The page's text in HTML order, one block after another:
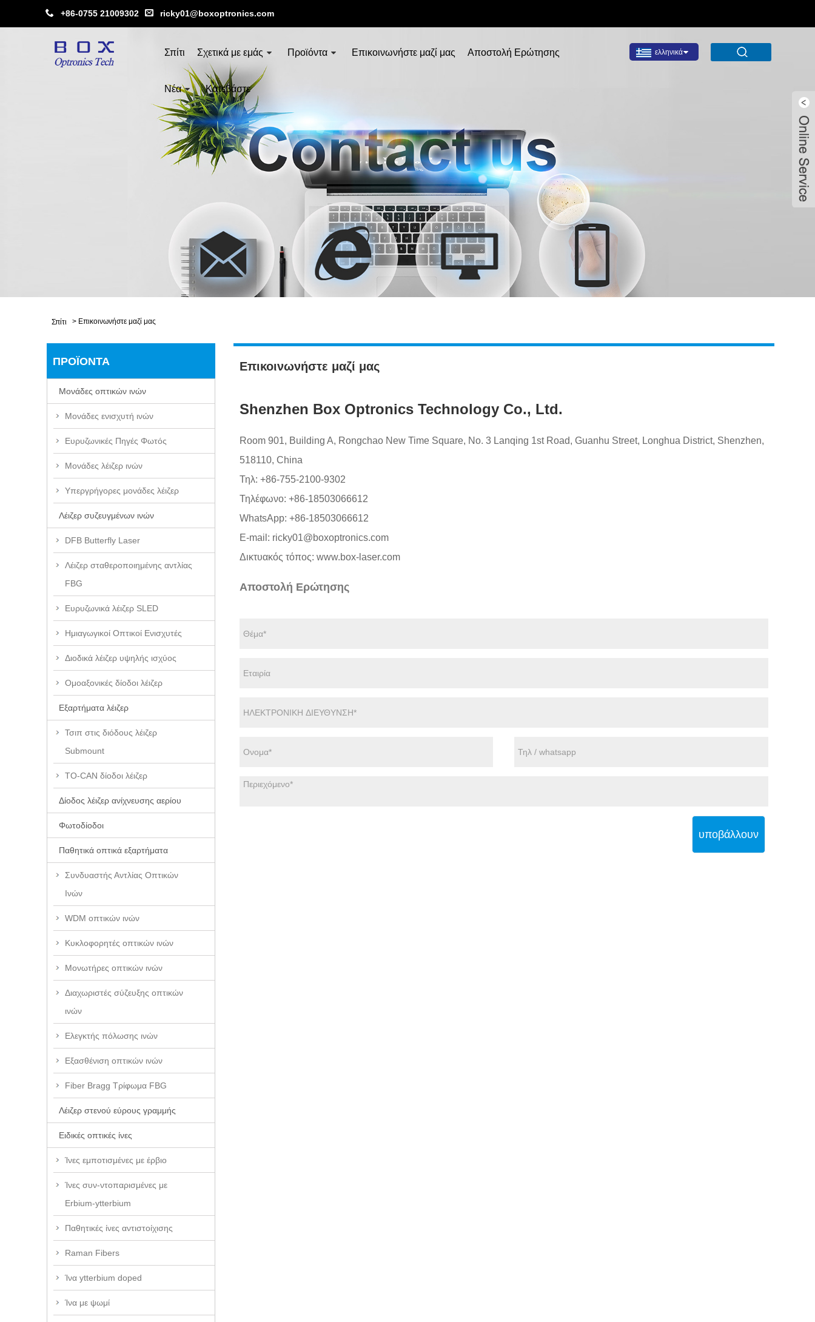
+86-0755 21009302 ricky01@boxoptronics.com
ελληνικά
Σπίτι Σχετικά με εμάς Προϊόντα Επικοινωνήστε μαζί μας Αποστολή Ερώτησης
Νέα Κατεβάστε
Σπίτι > Επικοινωνήστε μαζί μας
ΠΡΟΪΌΝΤΑ
Μονάδες οπτικών ινών
Μονάδες ενισχυτή ινών
Ευρυζωνικές Πηγές Φωτός
Μονάδες λέιζερ ινών
Υπεργρήγορες μονάδες λέιζερ
Λέιζερ συζευγμένων ινών
DFB Butterfly Laser
Λέιζερ σταθεροποιημένης αντλίας
FBG
Ευρυζωνικά λέιζερ SLED
Ημιαγωγικοί Οπτικοί Ενισχυτές
Διοδικά λέιζερ υψηλής ισχύος
Ομοαξονικές δίοδοι λέιζερ
Εξαρτήματα λέιζερ
Τσιπ στις διόδους λέιζερ
Submount
TO-CAN δίοδοι λέιζερ
Δίοδος λέιζερ ανίχνευσης αερίου
Φωτοδίοδοι
Παθητικά οπτικά εξαρτήματα
Συνδυαστής Αντλίας Οπτικών
Ινών
WDM οπτικών ινών
Κυκλοφορητές οπτικών ινών
Μονωτήρες οπτικών ινών
Διαχωριστές σύζευξης οπτικών
ινών
Ελεγκτής πόλωσης ινών
Εξασθένιση οπτικών ινών
Fiber Bragg Τρίφωμα FBG
Λέιζερ στενού εύρους γραμμής
Ειδικές οπτικές ίνες
Ίνες εμποτισμένες με έρβιο
Ίνες συν-ντοπαρισμένες με
Erbium-ytterbium
Παθητικές ίνες αντιστοίχισης
Raman Fibers
Ίνα ytterbium doped
Ίνα με ψωμί
Επικοινωνήστε μαζί μας
Shenzhen Box Optronics Technology Co., Ltd.
Room 901, Building A, Rongchao New Time Square, No. 3 Lanqing 1st Road, Guanhu Street, Longhua District, Shenzhen,
518110, China
Τηλ: +86-755-2100-9302
Τηλέφωνο: +86-18503066612
WhatsApp: +86-18503066612
E-mail: ricky01@boxoptronics.com
Δικτυακός τόπος: www.box-laser.com
Αποστολή Ερώτησης
υποβάλλουν